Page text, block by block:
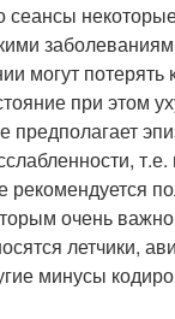
сеансы
могут потерять
при этом
предполагает
очень
летчики,
минусы